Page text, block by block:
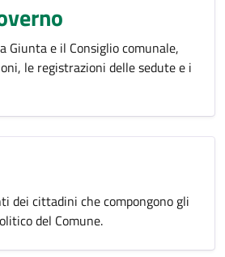
Giunta e il Consiglio comunale,
le registrazioni delle sedute e i
dei cittadini che compongono gli
del Comune.